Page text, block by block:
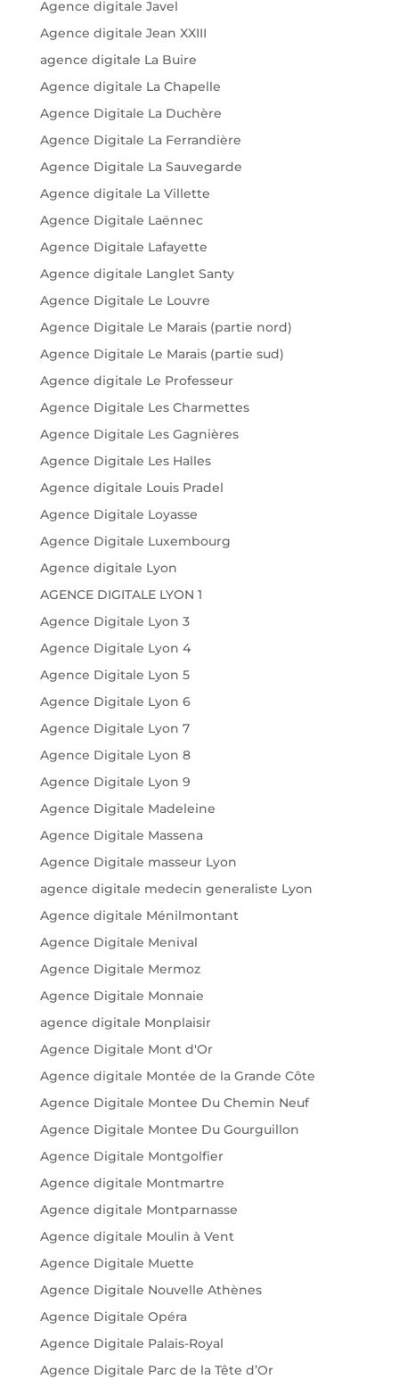
Agence digitale Javel
Agence digitale Jean XXIII
agence digitale La Buire
Agence digitale La Chapelle
Agence Digitale La Duchère
Agence Digitale La Ferrandière
Agence Digitale La Sauvegarde
Agence digitale La Villette
Agence Digitale Laënnec
Agence Digitale Lafayette
Agence digitale Langlet Santy
Agence Digitale Le Louvre
Agence Digitale Le Marais (partie nord)
Agence Digitale Le Marais (partie sud)
Agence digitale Le Professeur
Agence Digitale Les Charmettes
Agence Digitale Les Gagnières
Agence Digitale Les Halles
Agence digitale Louis Pradel
Agence Digitale Loyasse
Agence Digitale Luxembourg
Agence digitale Lyon
AGENCE DIGITALE LYON 1
Agence Digitale Lyon 3
Agence Digitale Lyon 4
Agence Digitale Lyon 5
Agence Digitale Lyon 6
Agence Digitale Lyon 7
Agence Digitale Lyon 8
Agence Digitale Lyon 9
Agence Digitale Madeleine
Agence Digitale Massena
Agence Digitale masseur Lyon
agence digitale medecin generaliste Lyon
Agence digitale Ménilmontant
Agence Digitale Menival
Agence Digitale Mermoz
Agence Digitale Monnaie
agence digitale Monplaisir
Agence Digitale Mont d'Or
Agence digitale Montée de la Grande Côte
Agence Digitale Montee Du Chemin Neuf
Agence Digitale Montee Du Gourguillon
Agence Digitale Montgolfier
Agence digitale Montmartre
Agence digitale Montparnasse
Agence digitale Moulin à Vent
Agence Digitale Muette
Agence Digitale Nouvelle Athènes
Agence Digitale Opéra
Agence Digitale Palais-Royal
Agence Digitale Parc de la Tête d’Or